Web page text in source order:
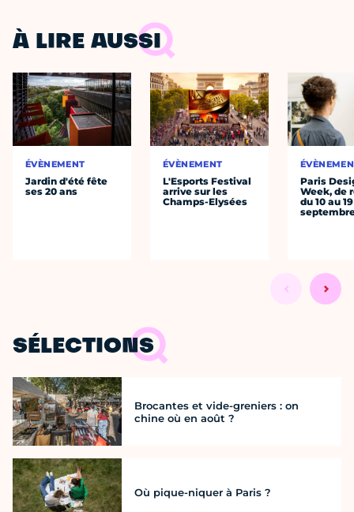
À LIRE AUSSI
ÉVÈNEMENT
Jardin d'été fête
ses 20 ans
ÉVÈNEMENT
L'Esports Festival
arrive sur les
Champs-Elysées
Paris
Week, de
du 10 au 19
SÉLECTIONS
Brocantes et vide-greniers : on
chine où en août ?
Où pique-niquer à Paris ?